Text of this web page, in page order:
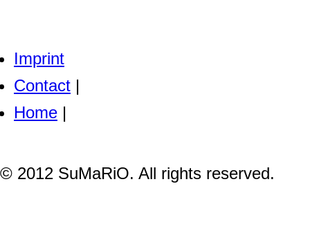
Imprint
Contact |
Home |
© 2012 SuMaRiO. All rights reserved.